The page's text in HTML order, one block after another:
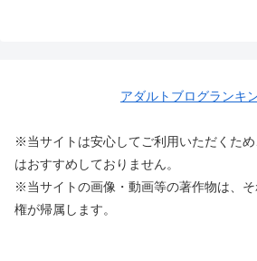
アダルトブログランキ
※当サイトは安心してご利用いただくた
はおすすめしておりません。
※当サイトの画像・動画等の著作物は、
権が帰属します。